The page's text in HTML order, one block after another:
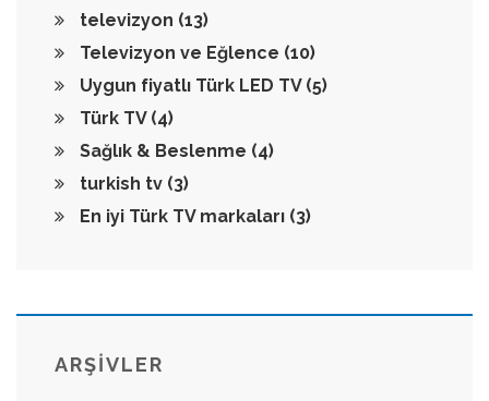
televizyon (13)
Televizyon ve Eğlence (10)
Uygun fiyatlı Türk LED TV (5)
Türk TV (4)
Sağlık & Beslenme (4)
turkish tv (3)
En iyi Türk TV markaları (3)
ARŞİVLER